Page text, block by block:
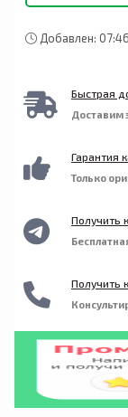
Добавлен:
Быстрая
Доставим
Гарантия
Только
Получить
Получить